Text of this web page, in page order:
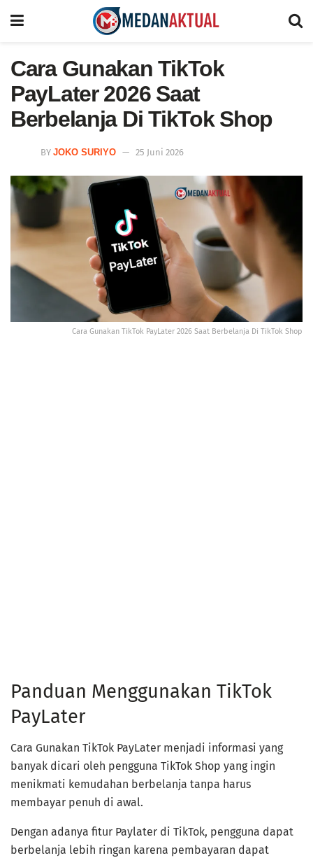
Cara Gunakan TikTok
PayLater 2026 Saat
Berbelanja Di TikTok Shop
BY JOKO SURIYO 25 Juni 2026
Cara Gunakan TikTok PayLater 2026 Saat Berbelanja Di TikTok Shop
Panduan Menggunakan TikTok
PayLater
Cara Gunakan TikTok PayLater menjadi informasi yang
banyak dicari oleh pengguna TikTok Shop yang ingin
menikmati kemudahan berbelanja tanpa harus
membayar penuh di awal.
Dengan adanya fitur Paylater di TikTok, pengguna dapat
berbelanja lebih ringan karena pembayaran dapat